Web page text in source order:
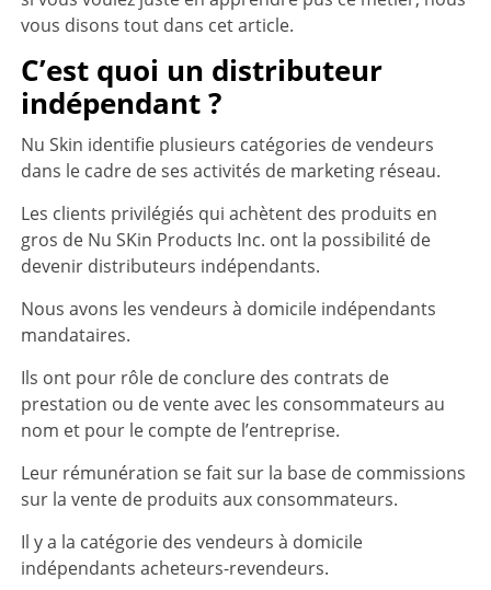
vous disons tout dans cet article.
C’est quoi un distributeur
indépendant ?
Nu Skin identifie plusieurs catégories de vendeurs
dans le cadre de ses activités de marketing réseau.
Les clients privilégiés qui achètent des produits en
gros de Nu SKin Products Inc. ont la possibilité de
devenir distributeurs indépendants.
Nous avons les vendeurs à domicile indépendants
mandataires.
Ils ont pour rôle de conclure des contrats de
prestation ou de vente avec les consommateurs au
nom et pour le compte de l’entreprise.
Leur rémunération se fait sur la base de commissions
sur la vente de produits aux consommateurs.
Il y a la catégorie des vendeurs à domicile
indépendants acheteurs-revendeurs.